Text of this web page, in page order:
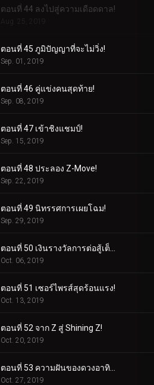
ตอนที่ 44 ลงไปสู่ความเดือดดาล!
Aug. 25, 2019
ตอนที่ 45 ภูมิปัญญาที่จะไม่วิ่ง!
Sep. 01, 2019
ตอนที่ 46 คู่แข่งคนสุดท้าย!
Sep. 08, 2019
ตอนที่ 47 เข้าชิงแชมป์!
Sep. 15, 2019
ตอนที่ 48 ประลอง Z-Move!
Sep. 22, 2019
ตอนที่ 49 นิทรรศการเผยโฉม!
Sep. 29, 2019
Oct. 06, 2019
ตอนที่ 51 เซอร์ไพรส์สุดร้อนแรง!
Oct. 13, 2019
ตอนที่ 52 จาก Z สู่ Shining Z!
Oct. 20, 2019
Oct. 27, 2019